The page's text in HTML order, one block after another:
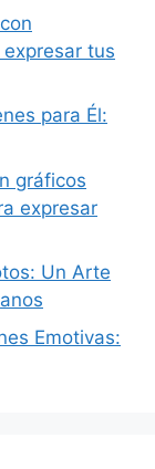
tus
para Él:
gráficos
expresar
Un Arte
Emotivas: